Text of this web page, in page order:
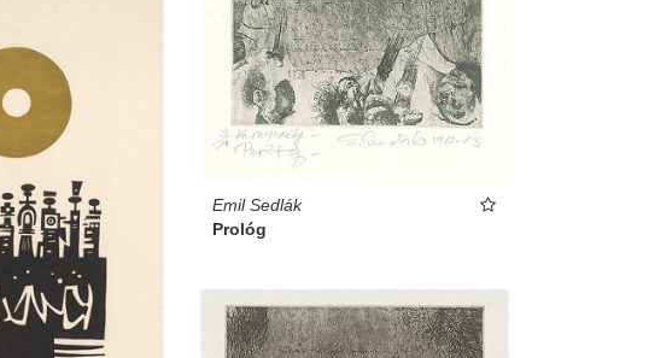
Emil Sedlák
Prológ